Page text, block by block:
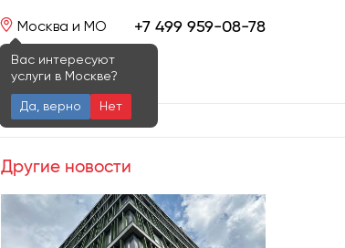
Москва и МО
Вас интересуют
услуги в Москве?
Да, верно Нет
+7 499 959-08-78
Другие новости